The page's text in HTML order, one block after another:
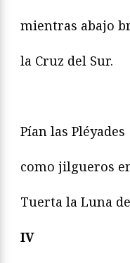
mientras abajo
la Cruz del Sur.
Pían las Pléyades
como jilgueros
Tuerta la Luna
IV